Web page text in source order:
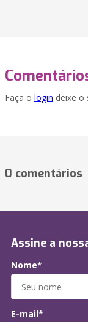
Faça o login deixe o
0 comentários
Assine a
Nome*
E-mail*